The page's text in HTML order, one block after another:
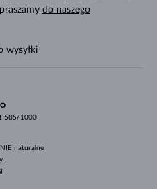
do naszego
wysyłki
585/1000
naturalne